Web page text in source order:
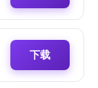
下载